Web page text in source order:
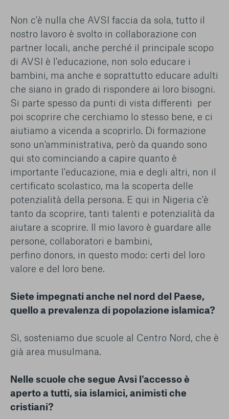
Non c'è nulla che AVSI faccia da sola, tutto il
nostro lavoro è svolto in collaborazione con
partner locali, anche perché il principale scopo
di AVSI è l'educazione, non solo educare i
bambini, ma anche e soprattutto educare adulti
che siano in grado di rispondere ai loro bisogni.
Si parte spesso da punti di vista differenti per
poi scoprire che cerchiamo lo stesso bene, e ci
aiutiamo a vicenda a scoprirlo. Di formazione
sono un'amministrativa, però da quando sono
qui sto cominciando a capire quanto è
importante l'educazione, mia e degli altri, non il
certificato scolastico, ma la scoperta delle
potenzialità della persona. E qui in Nigeria c'è
tanto da scoprire, tanti talenti e potenzialità da
aiutare a scoprire. Il mio lavoro è guardare alle
persone, collaboratori e bambini,
perfino donors, in questo modo: certi del loro
valore e del loro bene.
Siete impegnati anche nel nord del Paese,
quello a prevalenza di popolazione islamica?
Sì, sosteniamo due scuole al Centro Nord, che è
già area musulmana.
Nelle scuole che segue Avsi l'accesso è
aperto a tutti, sia islamici, animisti che
cristiani?